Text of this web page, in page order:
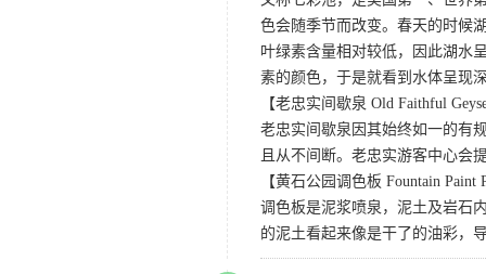
色会随季节而改变。春天的时候
叶绿素含量相对较低，因此湖水
素的颜色，于是就看到水体呈现
【老忠实间歇泉 Old Faithful
老忠实间歇泉因其始终如一的有
且从不间断。老忠实游客中心会
【黄石公园调色板 Fountain Paint
调色板是泥浆喷泉，泥土及岩石
的泥土看起来像是干了的油彩，